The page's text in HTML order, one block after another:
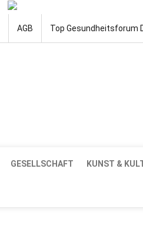
AGB Top Gesundheitsforum
GESELLSCHAFT KUNST &